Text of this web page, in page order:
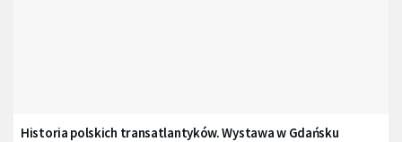
Historia polskich transatlantyków. Wystawa w Gdańsku